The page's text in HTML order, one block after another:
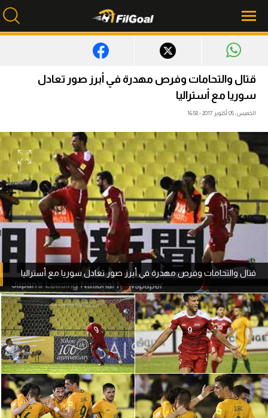
محتوى إخباري
الرئيسية
أخبار
مباريات
ميركاتو
فانتازي في الجول
مسابقة التوقعات
فيديوهات
عدسات
ركن الألعاب
بطولات
أمريكا 2026
الدوري المصري
قتال والتحامات وفرص مهدرة في أبرز صور تعادل
سوريا مع أستراليا
الخميس، 05 أكتوبر 2017 - 16:58
قتال والتحامات وفرص مهدرة في أبرز صور تعادل سوريا مع أستراليا